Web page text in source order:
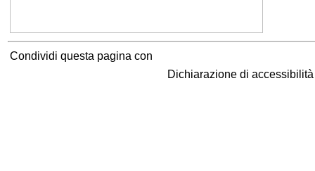
Condividi questa pagina con
Dichiarazione di